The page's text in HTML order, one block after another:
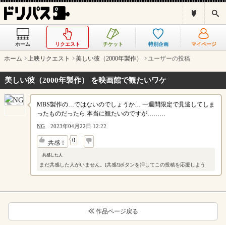
ス
ホーム リクエスト チケット 特別企画 マイページ
ホーム 上映リクエスト 美しい彼（2000年製作） ユーザーの投稿
美しい彼（2000年製作） を映画館で観たいワケ
MBS製作の…ではないのでしょうか… 一週間限定で見逃してしま
ったものだったら 本当に観たいのですが………
NG 2023年04月22日 12:22
共感！ 0
↓
共感した人
まだ共感した人がいません。[共感!]ボタンを押してこの投稿を応援しよう
作品ページ戻る